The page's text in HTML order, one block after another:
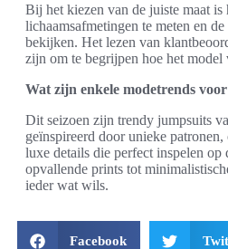
Bij het kiezen van de juiste maat
lichaamsafmetingen te meten en
bekijken. Het lezen van
zijn om te begrijpen hoe het model
Wat zijn enkele modetrends
Dit seizoen zijn trendy jumpsuits
geïnspireerd door unieke
luxe details die perfect inspelen op
opvallende prints tot
ieder wat wils.
Facebook